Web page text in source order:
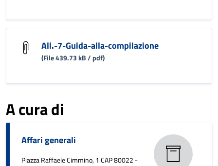
All.-7-Guida-alla-compilazione
(File 439.73 kB / pdf)
A cura di
Affari generali
Piazza Raffaele Cimmino, 1 CAP 80022 -